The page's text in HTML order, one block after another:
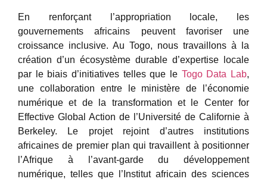
En renforçant l’appropriation locale, les
gouvernements africains peuvent favoriser une
croissance inclusive. Au Togo, nous travaillons à la
création d’un écosystème durable d’expertise locale
par le biais d’initiatives telles que le Togo Data Lab,
une collaboration entre le ministère de l’économie
numérique et de la transformation et le Center for
Effective Global Action de l’Université de Californie à
Berkeley. Le projet rejoint d’autres institutions
africaines de premier plan qui travaillent à positionner
l’Afrique à l’avant-garde du développement
numérique, telles que l’Institut africain des sciences